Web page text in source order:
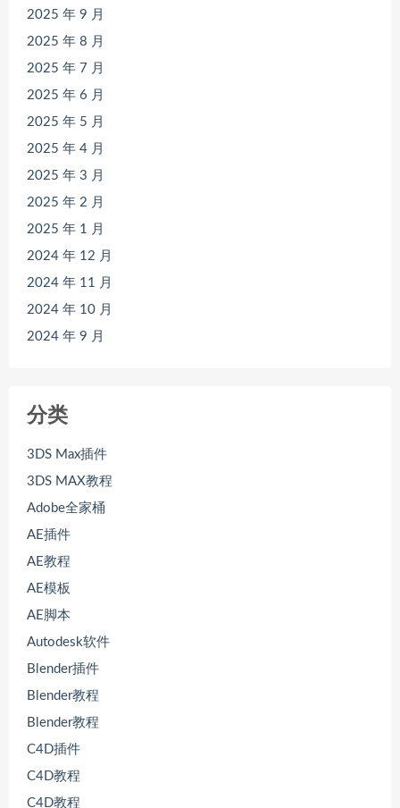
2025 年 9 月
2025 年 8 月
2025 年 7 月
2025 年 6 月
2025 年 5 月
2025 年 4 月
2025 年 3 月
2025 年 2 月
2025 年 1 月
2024 年 12 月
2024 年 11 月
2024 年 10 月
2024 年 9 月
分类
3DS Max插件
3DS MAX教程
Adobe全家桶
AE插件
AE教程
AE模板
AE脚本
Autodesk软件
Blender插件
Blender教程
Blender教程
C4D插件
C4D教程
C4D教程